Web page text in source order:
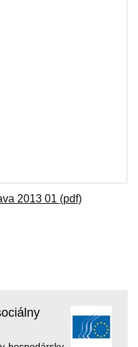
2013 01 (pdf)